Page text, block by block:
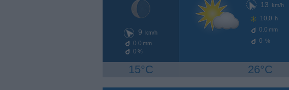
9 km/h
0.0 mm
0 %
15°C
13
km/h
10,0 h
0.0 mm
0 %
26°C